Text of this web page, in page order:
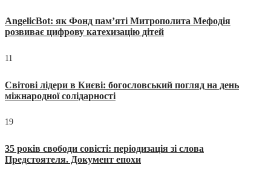
AngelicBot: як Фонд пам’яті Митрополита Мефодія
розвиває цифрову катехизацію дітей
11
Світові лідери в Києві: богословський погляд на день
міжнародної солідарності
19
35 років свободи совісті: періодизація зі слова
Предстоятеля. Документ епохи